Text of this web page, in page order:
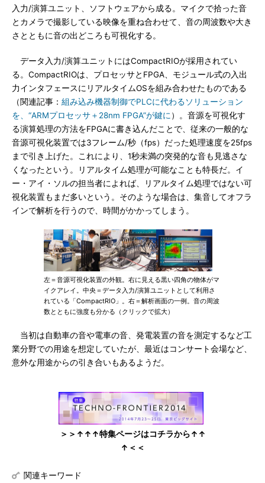
入力/演算ユニット、ソフトウェアから成る。マイクで拾った音
とカメラで撮影している映像を重ね合わせて、音の周波数や大き
さとともに音の出どころも可視化する。
データ入力/演算ユニットにはCompactRIOが採用されてい
る。CompactRIOは、プロセッサとFPGA、モジュール式の入出
力インタフェースにリアルタイムOSを組み合わせたものである
（関連記事： 組み込み機器制御でPLCに代わるソリューション
を、“ARMプロセッサ＋28nm FPGA”が鍵に ）。音源を可視化す
る演算処理の方法をFPGAに書き込んだことで、従来の一般的な
音源可視化装置では3フレーム/秒（fps）だった処理速度を25fps
まで引き上げた。これにより、1秒未満の突発的な音も見逃さな
くなったという。リアルタイム処理が可能なことも特長だ。イ
ー・アイ・ソルの担当者によれば、リアルタイム処理ではない可
視化装置もまだ多いという。そのような場合は、集音してオフラ
インで解析を行うので、時間がかかってしまう。
左＝音源可視化装置の外観。右に見える黒い四角の物体がマ
イクアレイ。中央＝データ入力/演算ユニットとして利用さ
れている「CompactRIO」。右＝解析画面の一例。音の周波
数とともに強度も分かる（クリックで拡大）
当初は自動車の音や電車の音、発電装置の音を測定するなど工
業分野での用途を想定していたが、最近はコンサート会場など、
意外な用途からの引き合いもあるようだ。
＞＞↑↑↑特集ページはコチラから↑↑
↑＜＜
関連キーワード